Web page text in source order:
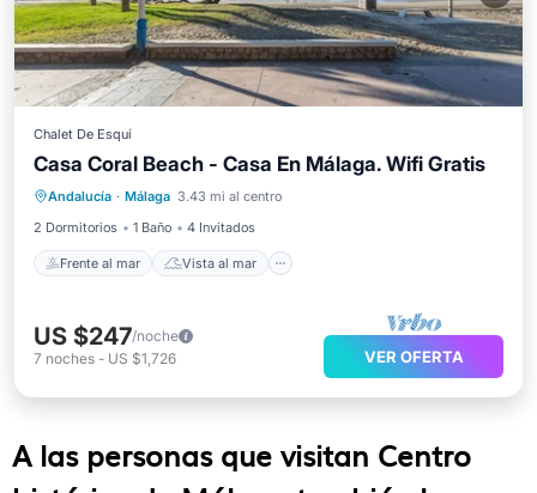
Chalet De Esquí
Casa Coral Beach - Casa En Málaga. Wifi Gratis
Andalucía · Málaga 3.43 mi al centro
2 Dormitorios
1 Baño 4 Invitados
Frente al mar Vista al mar
Frente al mar
Vista al mar
Balcón/Terraza
Vistas
US $247/noche
7 noches - US $1,726 VER OFERTA
A las personas que visitan Centro